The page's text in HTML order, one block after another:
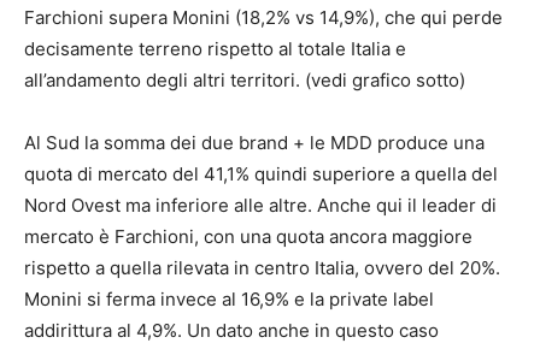
Farchioni supera Monini (18,2% vs 14,9%), che qui perde
decisamente terreno rispetto al totale Italia e
all’andamento degli altri territori. (vedi grafico sotto)
Al Sud la somma dei due brand + le MDD produce una
quota di mercato del 41,1% quindi superiore a quella del
Nord Ovest ma inferiore alle altre. Anche qui il leader di
mercato è Farchioni, con una quota ancora maggiore
rispetto a quella rilevata in centro Italia, ovvero del 20%.
Monini si ferma invece al 16,9% e la private label
addirittura al 4,9%. Un dato anche in questo caso